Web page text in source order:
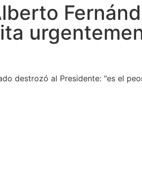
destrozó al Presidente: "es el